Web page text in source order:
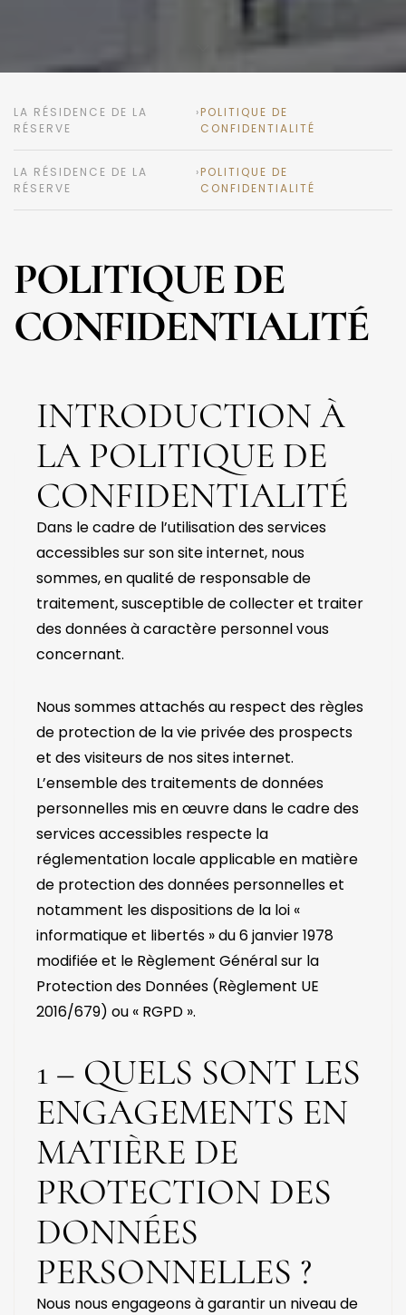
Appartement 3 chambres 1
Appartement 3 chambres
Appartement 3 chambres +
ENGLISHРУССКИЙ
LA RÉSIDENCE DE LA
RÉSERVE
›POLITIQUE DE
CONFIDENTIALITÉ
LA RÉSIDENCE DE LA
RÉSERVE
›POLITIQUE DE
CONFIDENTIALITÉ
POLITIQUE DE
CONFIDENTIALITÉ
INTRODUCTION À
LA POLITIQUE DE
CONFIDENTIALITÉ
Dans le cadre de l’utilisation des services
accessibles sur son site internet, nous
sommes, en qualité de responsable de
traitement, susceptible de collecter et traiter
des données à caractère personnel vous
concernant.
Nous sommes attachés au respect des règles
de protection de la vie privée des prospects
et des visiteurs de nos sites internet.
L’ensemble des traitements de données
personnelles mis en œuvre dans le cadre des
services accessibles respecte la
réglementation locale applicable en matière
de protection des données personnelles et
notamment les dispositions de la loi «
informatique et libertés » du 6 janvier 1978
modifiée et le Règlement Général sur la
Protection des Données (Règlement UE
2016/679) ou « RGPD ».
1 – QUELS SONT LES
ENGAGEMENTS EN
MATIÈRE DE
PROTECTION DES
DONNÉES
PERSONNELLES ?
Nous nous engageons à garantir un niveau de